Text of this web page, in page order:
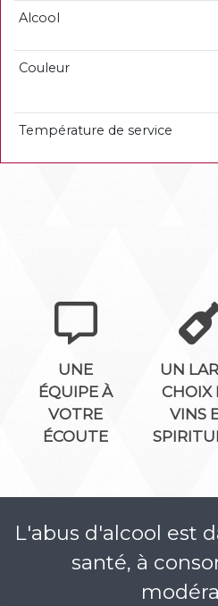
Alcool
Couleur
Température de service
UNE
ÉQUIPE À
VOTRE
ÉCOUTE
UN
CHOIX
VINS
L'abus d'alcool est
santé, à